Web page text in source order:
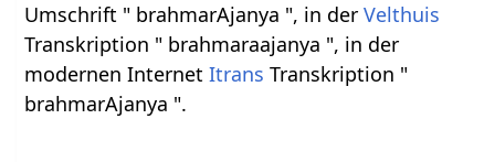
Umschrift " brahmarAjanya ", in derVelthuis
Transkription " brahmaraajanya ", in der
modernen InternetItrans Transkription "
brahmarAjanya ".